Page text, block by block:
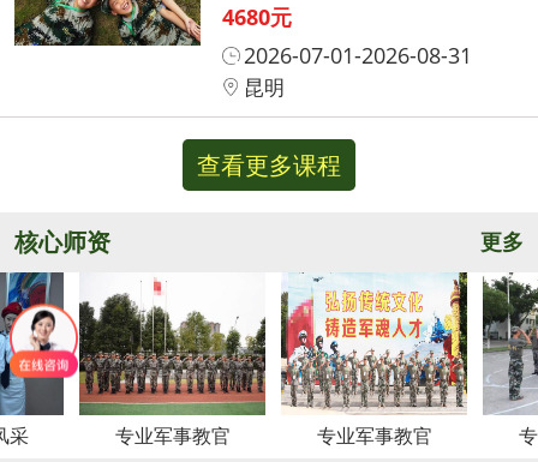
4680元
2026-07-01-2026-08-31
昆明
查看更多课程
核心师资 更多
专业军事教官 专业军事教官 专业军事